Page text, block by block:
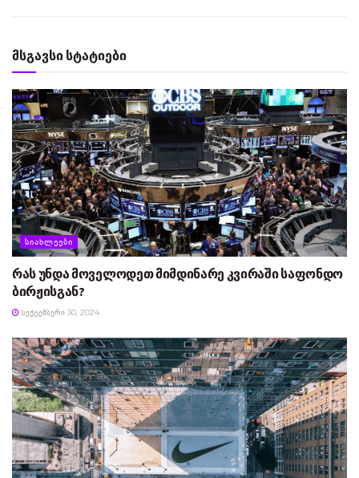
მსგავსი სტატიები
ᲡᲘᲐᲮᲚᲔᲔᲑᲘ
რას უნდა მოველოდეთ მიმდინარე კვირაში საფონდო
ბირჟისგან?
ᲡᲔᲥᲢᲔᲛᲑᲔᲠᲘ 30, 2024